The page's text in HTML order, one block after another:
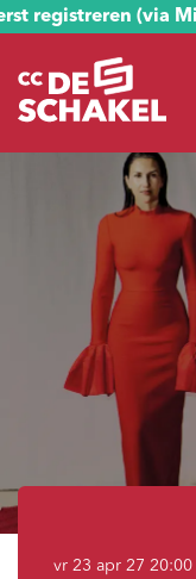
registreren (via
vr 23 apr 27 20:00